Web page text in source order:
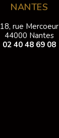
NANTES
18, rue Mercoeur
44000 Nantes
02 40 48 69 08